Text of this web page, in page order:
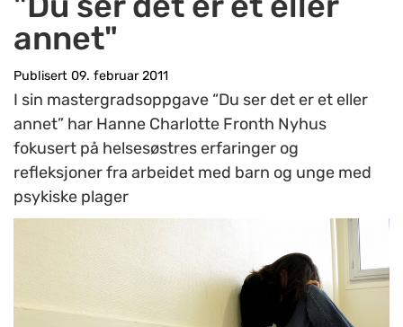
annet"
Publisert 09. februar 2011
I sin mastergradsoppgave “Du ser det er et eller
annet” har Hanne Charlotte Fronth Nyhus
fokusert på helsesøstres erfaringer og
refleksjoner fra arbeidet med barn og unge med
psykiske plager